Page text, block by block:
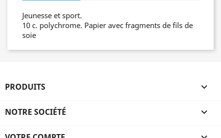
Jeunesse et sport.
10 c. polychrome. Papier avec fragments de fils de
soie
PRODUITS 
NOTRE SOCIÉTÉ 